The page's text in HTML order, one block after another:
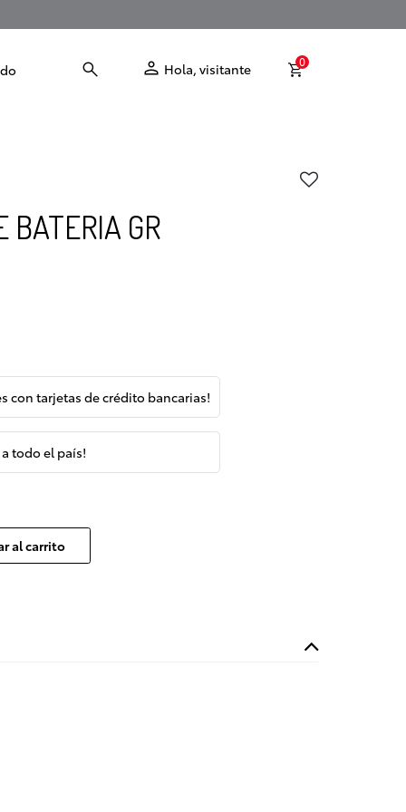
Hola, visitante 0
BATERIA GR
al carrito
con tarjetas de crédito bancarias!
a todo el país!